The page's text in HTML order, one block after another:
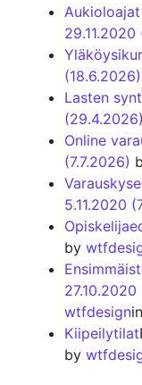
29.11.2020
(18.6.2026)
Lasten
(29.4.2026)
Online
(7.7.2026)
5.11.2020
by
27.10.2020
wtfdesignin
Kiipeilytilat
by